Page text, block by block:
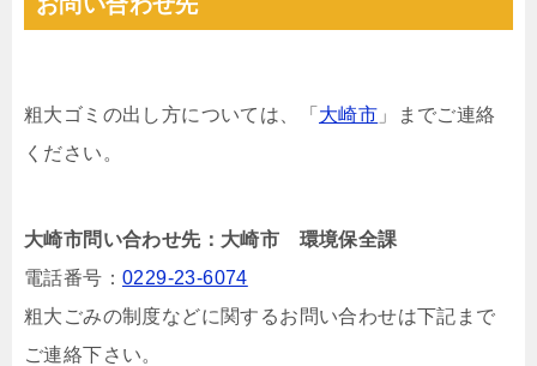
粗大ゴミの出し方については、「 大崎市 」までご連絡
ください。
大崎市問い合わせ先：大崎市 環境保全課
電話番号： 0229-23-6074
粗大ごみの制度などに関するお問い合わせは下記まで
ご連絡下さい。